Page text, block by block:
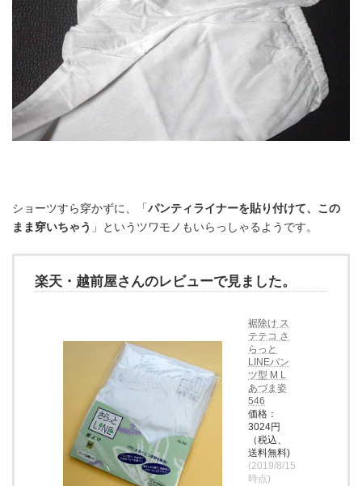
ショーツすら穿かずに、「パンティライナーを貼り付けて、この
まま穿いちゃう 」というツワモノもいらっしゃるようです。
楽天・越前屋さんのレビューで見ました。
裾除け ス
テテコ さ
らっと
LINEパン
ツ型 M L
あづま姿
546
価格：
3024円
（税込、
送料無料)
(2019/8/15
時点)